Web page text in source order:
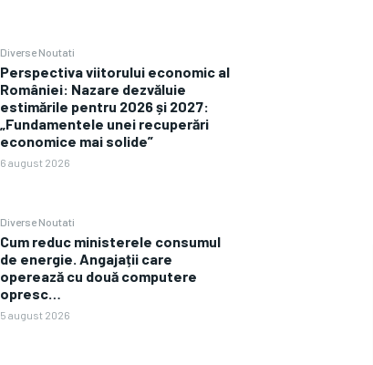
Diverse Noutati
Perspectiva viitorului economic al
României: Nazare dezvăluie
estimările pentru 2026 și 2027:
„Fundamentele unei recuperări
economice mai solide”
6 august 2026
Diverse Noutati
Cum reduc ministerele consumul
de energie. Angajații care
operează cu două computere
opresc…
5 august 2026